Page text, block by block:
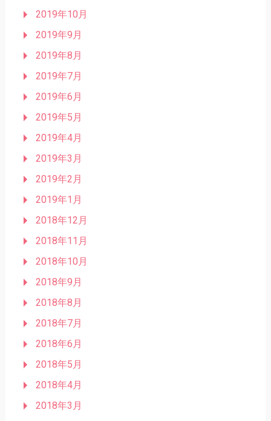
2019年10月
2019年9月
2019年8月
2019年7月
2019年6月
2019年5月
2019年4月
2019年3月
2019年2月
2019年1月
2018年12月
2018年11月
2018年10月
2018年9月
2018年8月
2018年7月
2018年6月
2018年5月
2018年4月
2018年3月